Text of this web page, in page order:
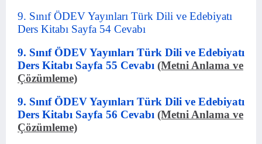
9. Sınıf ÖDEV Yayınları Türk Dili ve Edebiyatı
Ders Kitabı Sayfa 54 Cevabı
9. Sınıf ÖDEV Yayınları Türk Dili ve Edebiyatı
Ders Kitabı Sayfa 55 Cevabı (Metni Anlama ve
Çözümleme)
9. Sınıf ÖDEV Yayınları Türk Dili ve Edebiyatı
Ders Kitabı Sayfa 56 Cevabı (Metni Anlama ve
Çözümleme)